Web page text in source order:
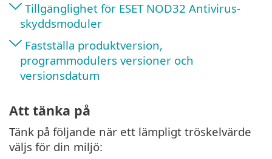
Tillgänglighet för ESET NOD32 Antivirus-
skyddsmoduler
Fastställa produktversion,
programmodulers versioner och
versionsdatum
Att tänka på
Tänk på följande när ett lämpligt tröskelvärde
väljs för din miljö: